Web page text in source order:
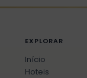
EXPLORAR
Início
Hoteis